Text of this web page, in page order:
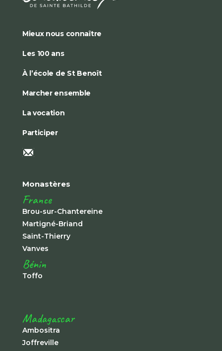
Mieux nous connaître
Les 100 ans
À l’école de St Benoît
Marcher ensemble
La vocation
Participer
Monastères
France
Brou-sur-Chantereine
Martigné-Briand
Saint-Thierry
Vanves
Bénin
Toffo
Madagascar
Ambositra
Joffreville